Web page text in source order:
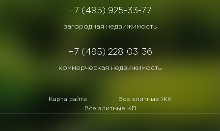
+7 (495) 925-33-77
загородная недвижимость
+7 (495) 228-03-36
коммерческая недвижимость
Карта сайта
Все элитные ЖК
Все элитные КП